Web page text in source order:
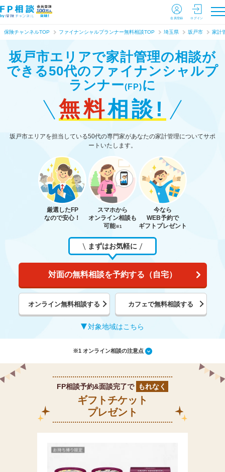
会員登録 ログイン
保険チャンネルTOP ファイナンシャルプランナー無料相談TOP 埼玉県 坂戸市 家計
坂戸市エリアで家計管理の相談が
できる50代のファイナンシャルプ
ランナー(FP)に
無料相談!
坂戸市エリアを担当している50代の専門家があなたの家計管理についてサポ
ートいたします。
厳選したFP
なので安心！
スマホから
オンライン相談も
可能※1
今なら
WEB予約で
ギフトプレゼント
まずはお気軽に
対面の無料相談を予約する（自宅）
オンライン無料相談する カフェで無料相談する
対象地域はこちら
※1 オンライン相談の注意点
FP相談予約&面談完了で もれなく
ギフトチケット
プレゼント